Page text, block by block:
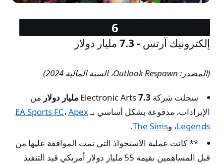
إلكترونيك آرتس - 7.3 مليار دولار
(المصدر: Outlook Respawn، السنة المالية 2024)
سجلت شركة Electronic Arts 7.3 مليار دولار
من
الإيرادات، مدفوعة بشكل أساسي بـ
EA Sports FC، Apex
Legends، وThe Sims
.
** كانت عملية الاستحواذ التي تمت الموافقة عليها من
قبل المساهمين بقيمة 55 مليار دولار أمريكي قيد التنفيذ